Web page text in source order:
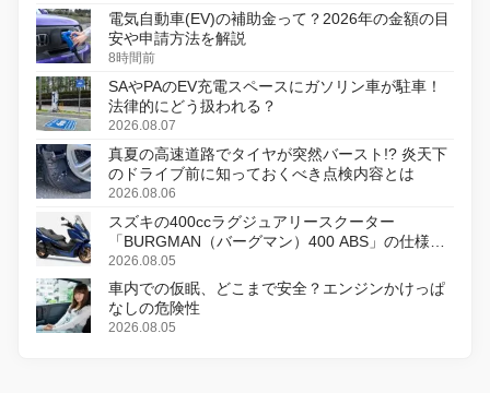
電気自動車(EV)の補助金って？2026年の金額の目
安や申請方法を解説
8時間前
SAやPAのEV充電スペースにガソリン車が駐車！
法律的にどう扱われる？
2026.08.07
真夏の高速道路でタイヤが突然バースト!? 炎天下
のドライブ前に知っておくべき点検内容とは
2026.08.06
スズキの400ccラグジュアリースクーター
「BURGMAN（バーグマン）400 ABS」の仕様を
変更し、8月18日に発売
2026.08.05
車内での仮眠、どこまで安全？エンジンかけっぱ
なしの危険性
2026.08.05